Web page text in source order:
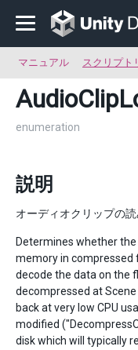
マニュアル スクリプト
enumeration
説明
オーディオクリップの
Determines whether
memory in compressed
decode the data on the
decompressed at
back at very low CPU
modified
disk which will typically